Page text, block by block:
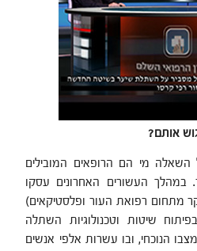
אותם?
מי הם הרופאים המובילים
העשורים האחרונים עסקו
מתחום רפואת העור ופלסטיקאים)
שיטות וטכנולוגיות השתלה
הנוכחי, ובו עשרות אלפי אנשים